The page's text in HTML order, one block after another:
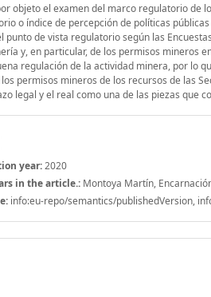
objeto el examen del marco regulatorio de
o índice de percepción de políticas
punto de vista regulatorio según las
y, en particular, de los permisos mineros
regulación de la actividad minera, por lo
permisos mineros de los recursos de las
legal y el real como una de las piezas que
year:2020
in the article.: Montoya Martín,
info:eu-repo/semantics/publishedVersion,